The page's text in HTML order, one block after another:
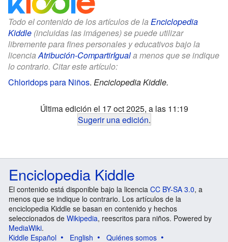
Todo el contenido de los artículos de la Enciclopedia
Kiddle (incluidas las imágenes) se puede utilizar
libremente para fines personales y educativos bajo la
licenciaAtribución-CompartirIguala menos que se indique
lo contrario. Citar este artículo:
Chloridops para Niños. Enciclopedia Kiddle.
Última edición el 17 oct 2025, a las 11:19
Sugerir una edición.
Enciclopedia Kiddle
El contenido está disponible bajo la licencia CC BY-SA 3.0, a
menos que se indique lo contrario. Los artículos de la
enciclopedia Kiddle se basan en contenido y hechos
seleccionados de Wikipedia, reescritos para niños. Powered by
MediaWiki.
Kiddle Español
English
Quiénes somos